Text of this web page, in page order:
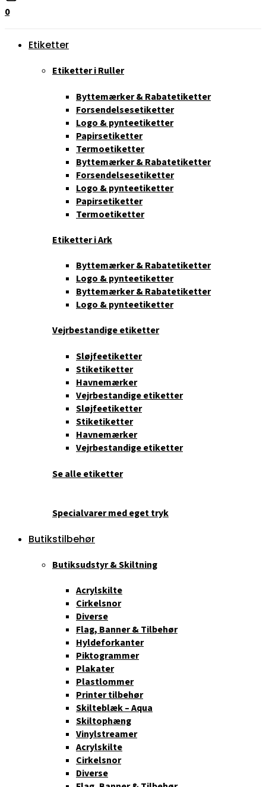
0
Etiketter
Etiketter i Ruller
Byttemærker & Rabatetiketter
Forsendelsesetiketter
Logo & pynteetiketter
Papirsetiketter
Termoetiketter
Byttemærker & Rabatetiketter
Forsendelsesetiketter
Logo & pynteetiketter
Papirsetiketter
Termoetiketter
Etiketter i Ark
Byttemærker & Rabatetiketter
Logo & pynteetiketter
Byttemærker & Rabatetiketter
Logo & pynteetiketter
Vejrbestandige etiketter
Sløjfeetiketter
Stiketiketter
Havnemærker
Vejrbestandige etiketter
Sløjfeetiketter
Stiketiketter
Havnemærker
Vejrbestandige etiketter
Se alle etiketter
Specialvarer med eget tryk
Butikstilbehør
Butiksudstyr & Skiltning
Acrylskilte
Cirkelsnor
Diverse
Flag, Banner & Tilbehør
Hyldeforkanter
Piktogrammer
Plakater
Plastlommer
Printer tilbehør
Skilteblæk – Aqua
Skiltophæng
Vinylstreamer
Acrylskilte
Cirkelsnor
Diverse